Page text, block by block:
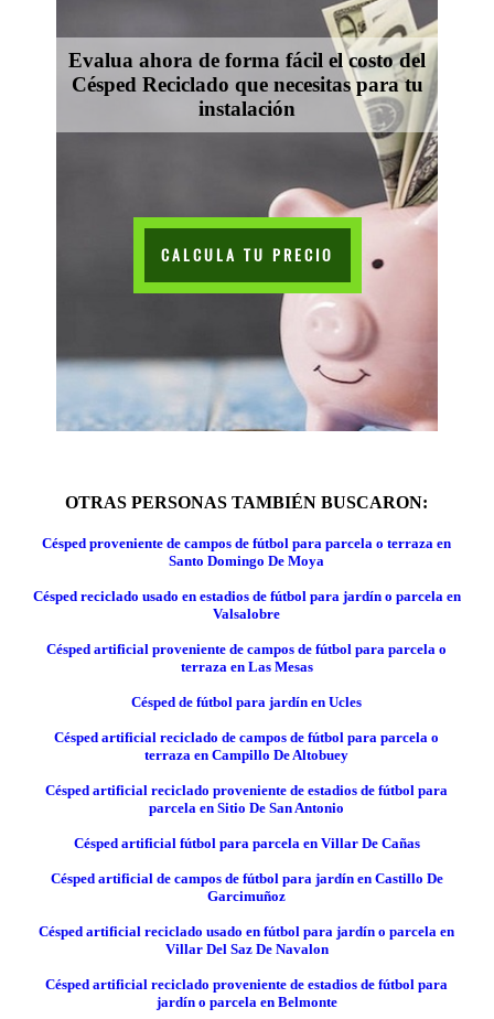
Evalua ahora de forma fácil el costo del
Césped Reciclado que necesitas para tu
instalación
CALCULA TU PRECIO
OTRAS PERSONAS TAMBIÉN BUSCARON:
Césped proveniente de campos de fútbol para parcela o terraza en
Santo Domingo De Moya
Césped reciclado usado en estadios de fútbol para jardín o parcela en
Valsalobre
Césped artificial proveniente de campos de fútbol para parcela o
terraza en Las Mesas
Césped de fútbol para jardín en Ucles
Césped artificial reciclado de campos de fútbol para parcela o
terraza en Campillo De Altobuey
Césped artificial reciclado proveniente de estadios de fútbol para
parcela en Sitio De San Antonio
Césped artificial fútbol para parcela en Villar De Cañas
Césped artificial de campos de fútbol para jardín en Castillo De
Garcimuñoz
Césped artificial reciclado usado en fútbol para jardín o parcela en
Villar Del Saz De Navalon
Césped artificial reciclado proveniente de estadios de fútbol para
jardín o parcela en Belmonte